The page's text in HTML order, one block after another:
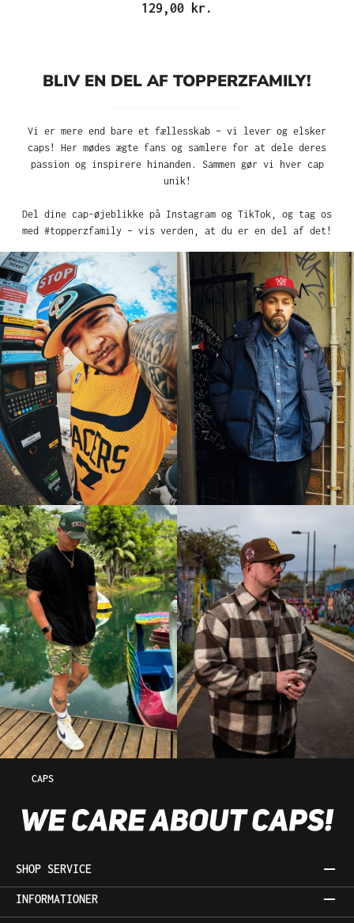
129,00 kr.
BLIV EN DEL AF TOPPERZFAMILY!
Vi er mere end bare et fællesskab – vi lever og elsker
caps! Her mødes ægte fans og samlere for at dele deres
passion og inspirere hinanden. Sammen gør vi hver cap
unik!
Del dine cap-øjeblikke på Instagram og TikTok, og tag os
med #topperzfamily – vis verden, at du er en del af det!
CAPS
SHOP SERVICE
INFORMATIONER